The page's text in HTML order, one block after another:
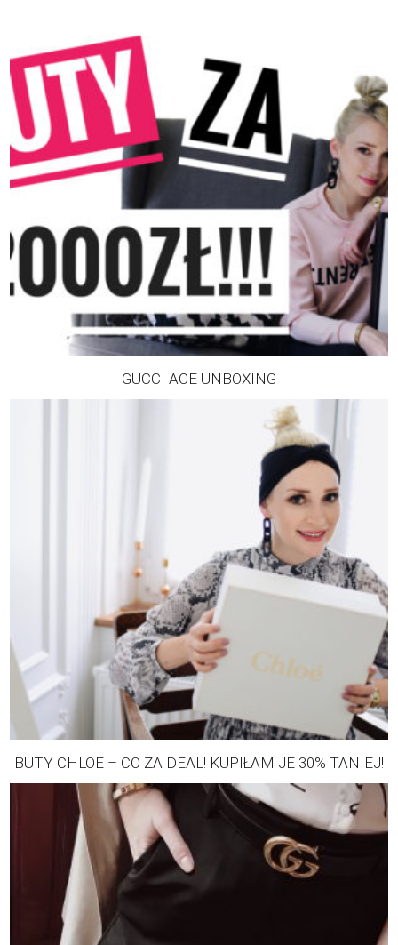
GUCCI ACE UNBOXING
BUTY CHLOE – CO ZA DEAL! KUPIŁAM JE 30% TANIEJ!